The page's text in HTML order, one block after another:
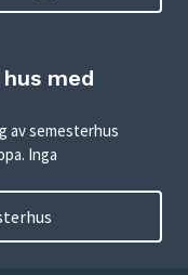
med
av semesterhus
Inga